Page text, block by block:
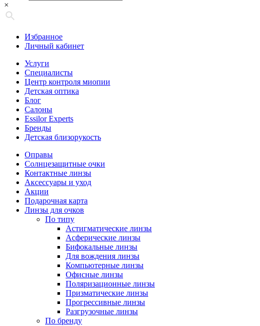
×
Избранное
Личный кабинет
Услуги
Специалисты
Центр контроля миопии
Детская оптика
Блог
Салоны
Essilor Experts
Бренды
Детская близорукость
Оправы
Солнцезащитные очки
Контактные линзы
Аксессуары и уход
Акции
Подарочная карта
Линзы для очков
По типу
Астигматические линзы
Асферические линзы
Бифокальные линзы
Для вождения линзы
Компьютерные линзы
Офисные линзы
Поляризационные линзы
Призматические линзы
Прогрессивные линзы
Разгрузочные линзы
По бренду